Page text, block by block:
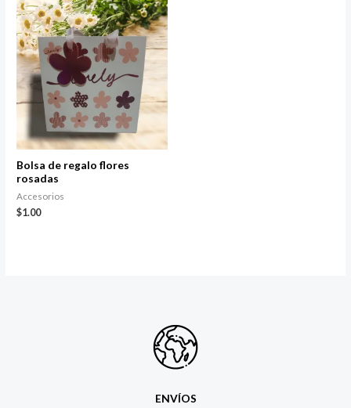
Bolsa de regalo flores
rosadas
Accesorios
$1.00
ENVÍOS